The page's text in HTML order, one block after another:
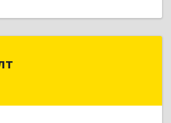
Вологодская обл, Череповец г,